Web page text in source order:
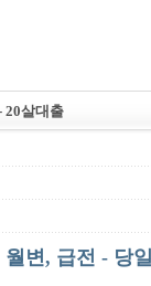
20살대출
변, 급전 - 당